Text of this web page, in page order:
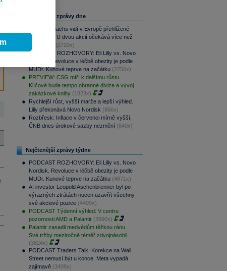
Nejčtenější zprávy dne
Goldman Sachs vidí v Evropě přehlížené
příležitosti. U dvou akcií očekává více než
(2720x)
PODCAST ROZHOVORY: Eli Lilly vs. Novo
Nordisk. Revoluce v léčbě obezity je podle
MUDr. Kunové teprve na začátku (2256x)
PREVIEW: CSG míří k dalšímu růstu.
Klíčové bude tempo obranné divize a vývoj
zakázkové knihy (1823x)
Rychlejší růst, vyšší marže a lepší výhled.
Lilly překonává Novo Nordisk (866x)
Rozbřesk: Inflace v červenci mírně vyšší,
ČNB dnes úrokové sazby nezmění (840x)
Nejčtenější zprávy týdne
PODCAST ROZHOVORY: Eli Lilly vs. Novo
Nordisk. Revoluce v léčbě obezity je podle
MUDr. Kunové teprve na začátku (4871x)
AI investor Leopold Aschenbrenner byl po
výrazných ztrátách nucen uzavřít všechny
své akciové pozice (4499x)
PODCAST Týdenní výhled: V centru
pozornosti AMD a Palantir (3990x)
Palantir zasadil medvědům těžkou ránu.
Své tržby meziročně téměř zdvojnásobil
(3824x)
PODCAST Traders Talk: Korekce na Wall
Street nemusí být u konce. Meta vypadá
zajímavě (3409x)